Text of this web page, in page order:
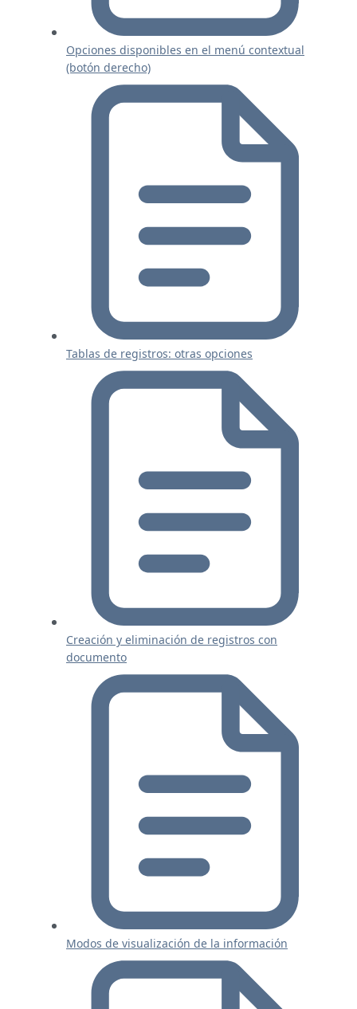
Opciones disponibles en el menú contextual
(botón derecho)
Tablas de registros: otras opciones
Creación y eliminación de registros con
documento
Modos de visualización de la información